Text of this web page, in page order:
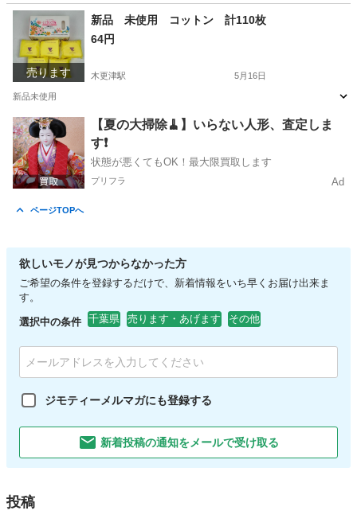
千葉 木更津市 木更津駅 ベビー用品 新品
売ります
新品 未使用 コットン 計110枚
64円
木更津駅 5月16日
新品未使用
千葉 木更津市 木更津駅 スキンケア 新品
【夏の大掃除🧹】いらない人形、査定しま
す❗️
状態が悪くてもOK！最大限買取します
プリフラ Ad
ページTOPへ
欲しいモノが見つからなかった方
ご希望の条件を登録するだけで、新着情報をいち早くお届け出来ま
す。
選択中の条件 千葉県 売ります・あげます その他
ジモティーメルマガにも登録する
新着投稿の通知をメールで受け取る
投稿